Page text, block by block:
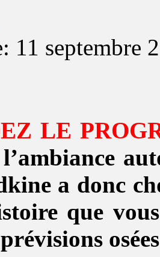
11 septembre
LE
a donc
que